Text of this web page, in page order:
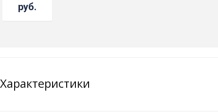
руб.
Характеристики